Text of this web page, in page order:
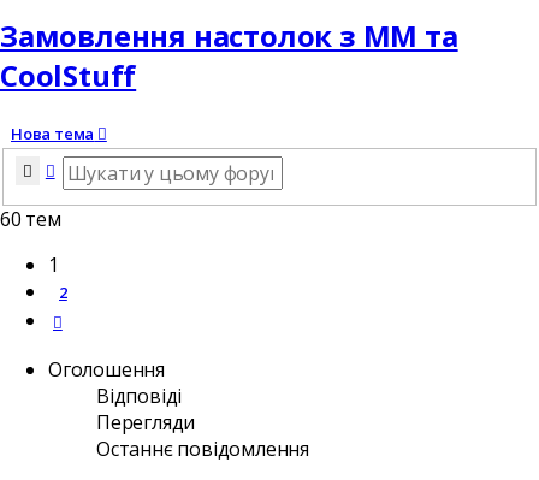
Замовлення настолок з ММ та
CoolStuff
Нова тема
ПошукРозширений пошук
60 тем
1
2
Далі
Оголошення
Відповіді
Перегляди
Останнє повідомлення